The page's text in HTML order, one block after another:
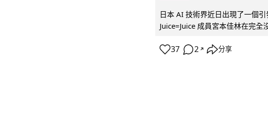
日本 AI 技術界近日出現了一個
Juice=Juice 成員宮本佳林在完
37 2 ↗ 分享